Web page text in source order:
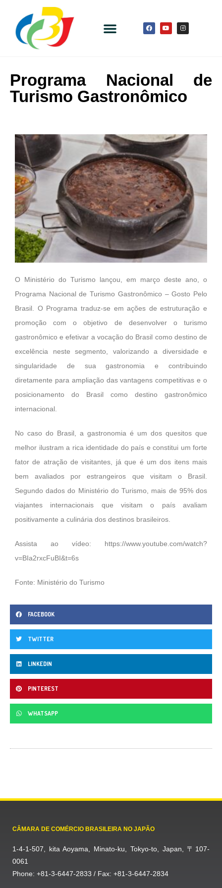
Programa Nacional de
Turismo Gastronômico
O Ministério do Turismo lançou, em março deste ano, o
Programa Nacional de Turismo Gastronômico – Gosto Pelo
Brasil. O Programa traduz-se em ações de estruturação e
promoção com o objetivo de desenvolver o turismo
gastronômico e efetivar a vocação do Brasil como destino de
excelência neste segmento, valorizando a diversidade e
singularidade de sua gastronomia e contribuindo
diretamente para ampliação das vantagens competitivas e o
posicionamento do Brasil como destino gastronômico
internacional.
No caso do Brasil, a gastronomia é um dos quesitos que
melhor ilustram a rica identidade do país e constitui um forte
fator de atração de visitantes, já que é um dos itens mais
bem avaliados por estrangeiros que visitam o Brasil.
Segundo dados do Ministério do Turismo, mais de 95% dos
viajantes internacionais que visitam o país avaliam
positivamente a culinária dos destinos brasileiros.
Assista ao vídeo: https://www.youtube.com/watch?
v=BIa2rxcFuBI&t=6s
Fonte: Ministério do Turismo
FACEBOOK
TWITTER
LINKEDIN
PINTEREST
WHATSAPP
CÂMARA DE COMÉRCIO BRASILEIRA NO JAPÃO
1-4-1-507, kita Aoyama, Minato-ku, Tokyo-to, Japan, 〒107-
0061
Phone: +81-3-6447-2833 / Fax: +81-3-6447-2834